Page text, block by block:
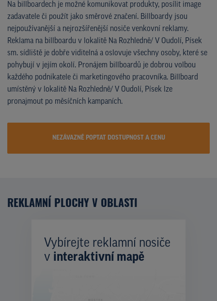
Na billboardech je možné komunikovat produkty, posílit image
zadavatele či použít jako směrové značení. Billboardy jsou
nejpoužívanější a nejrozšířenější nosiče venkovní reklamy.
Reklama na billboardu v lokalitě Na Rozhledně/ V Oudolí, Písek
sm. sídliště je dobře viditelná a oslovuje všechny osoby, které se
pohybují v jejím okolí. Pronájem billboardů je dobrou volbou
každého podnikatele či marketingového pracovníka. Billboard
umístěný v lokalitě Na Rozhledně/ V Oudolí, Písek lze
pronajmout po měsíčních kampaních.
NEZÁVAZNĚ POPTAT DOSTUPNOST A CENU
REKLAMNÍ PLOCHY V OBLASTI
Vybírejte reklamní nosiče
v interaktivní mapě